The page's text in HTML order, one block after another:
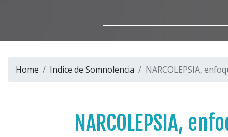
Home Indice de Somnolencia NARCOLEPSIA,
NARCOLEPSIA,